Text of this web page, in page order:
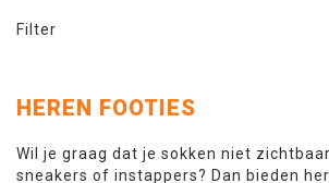
HEREN FOOTIES
Wil je graag dat je sokken niet
sneakers of instappers? Dan bieden
Filter